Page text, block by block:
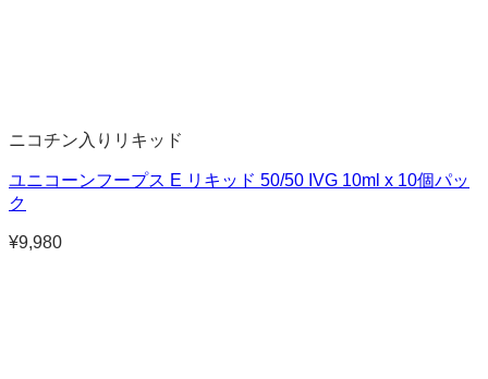
ニコチン入りリキッド
ユニコーンフープス E リキッド 50/50 IVG 10ml x 10個パッ
ク
¥9,980